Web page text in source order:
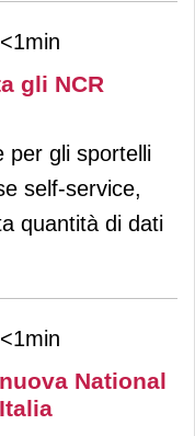
<1min
gli NCR
per gli sportelli
self-service,
quantità di dati
<1min
National